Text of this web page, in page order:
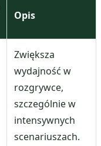
Opis
Zwiększa
wydajność w
rozgrywce,
szczególnie w
intensywnych
scenariuszach.